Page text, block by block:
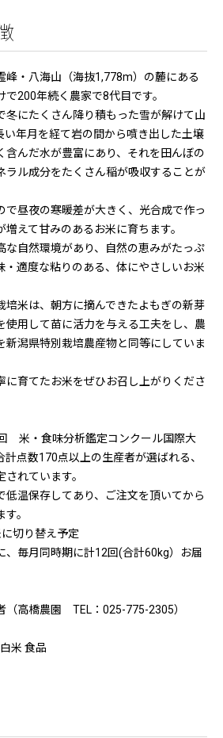
峰・八海山（海抜1,778m）の麓にある
200年続く農家で8代目です。
冬にたくさん降り積もった雪が解けて山
い年月を経て岩の間から噴き出した土壌
含んだ水が豊富にあり、それを田んぼの
ラル成分をたくさん稲が吸収することが
で昼夜の寒暖差が大きく、光合成で作っ
えて甘みのあるお米に育ちます。
な自然環境があり、自然の恵みがたっぷ
・適度な粘りのある、体にやさしいお米
培米は、朝方に摘んできたよもぎの新芽
使用して苗に活力を与える工夫をし、農
新潟県特別栽培農産物と同等にしていま
に育てたお米をぜひお召し上がりくださ
米・食味分析鑑定コンクール国際大
点数170点以上の生産者が選ばれる、
れています。
低温保存してあり、ご注文を頂いてから
。
切り替え予定
、毎月同時期に計12回(合計60kg）お届
（高橋農園 TEL：025-775-2305）
米 食品